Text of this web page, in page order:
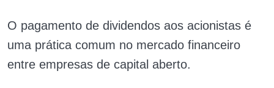
O pagamento de dividendos aos acionistas é
uma prática comum no mercado financeiro
entre empresas de capital aberto.